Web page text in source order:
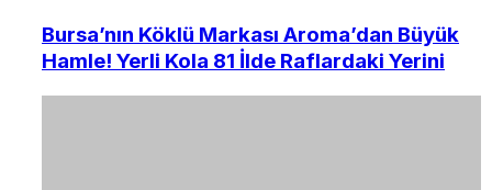
Bursa’nın Köklü Markası Aroma’dan Büyük
Hamle! Yerli Kola 81 İlde Raflardaki Yerini